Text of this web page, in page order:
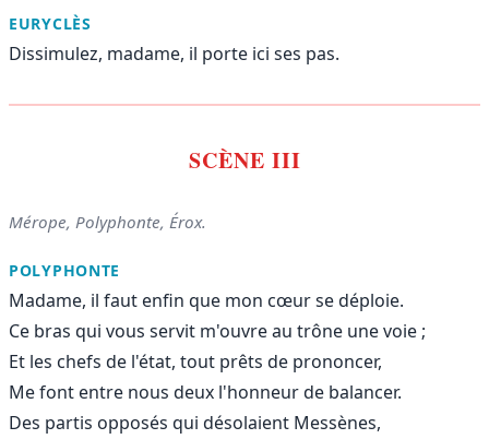
EURYCLÈS
Dissimulez, madame, il porte ici ses pas.
SCÈNE III
Mérope, Polyphonte, Érox.
POLYPHONTE
Madame, il faut enfin que mon cœur se déploie.
Ce bras qui vous servit m'ouvre au trône une voie ;
Et les chefs de l'état, tout prêts de prononcer,
Me font entre nous deux l'honneur de balancer.
Des partis opposés qui désolaient Messènes,